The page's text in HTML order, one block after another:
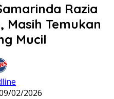
Razia
Masih Temukan
Mucil
02/2026